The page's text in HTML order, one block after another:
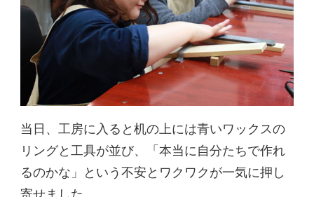
当日、工房に入ると机の上には青いワックスの
リングと工具が並び、「本当に自分たちで作れ
るのかな」という不安とワクワクが一気に押し